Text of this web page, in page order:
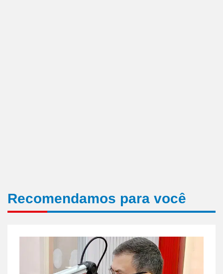
Recomendamos para você